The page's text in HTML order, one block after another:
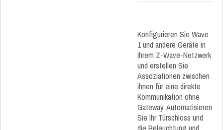
Konfigurieren Sie Wave
1 und andere Geräte in
Ihrem Z-Wave-Netzwerk
und erstellen Sie
Assoziationen zwischen
ihnen für eine direkte
Kommunikation ohne
Gateway. Automatisieren
Sie Ihr Türschloss und